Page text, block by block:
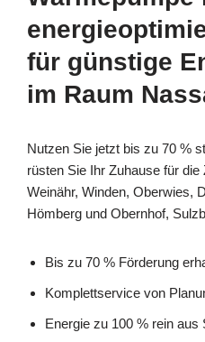
für günstige
im Raum
Nutzen Sie jetzt bis zu 70 %
rüsten Sie Ihr Zuhause für
Weinähr, Winden, Oberwies,
Hömberg und Obernhof,
Bis zu 70 % Förderung
Komplettservice von
Energie zu 100 % rein aus